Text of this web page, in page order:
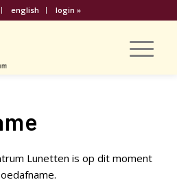
english login »
Lunetten is op dit moment